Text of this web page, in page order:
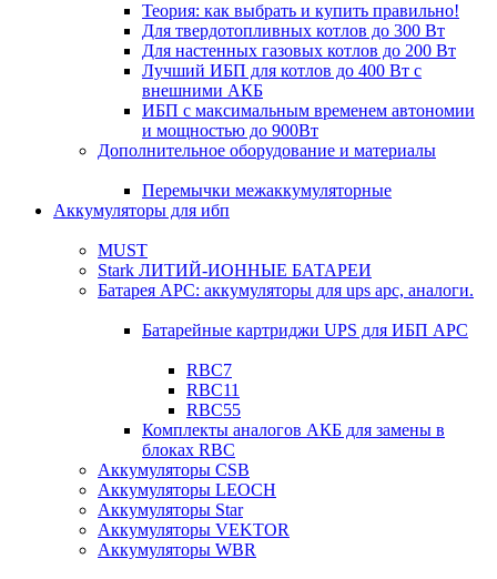
Теория: как выбрать и купить правильно!
Для твердотопливных котлов до 300 Вт
Для настенных газовых котлов до 200 Вт
Лучший ИБП для котлов до 400 Вт с
внешними АКБ
ИБП с максимальным временем автономии
и мощностью до 900Вт
Дополнительное оборудование и материалы
Перемычки межаккумуляторные
Аккумуляторы для ибп
MUST
Stark ЛИТИЙ-ИОННЫЕ БАТАРЕИ
Батарея APC: аккумуляторы для ups apc, аналоги.
Батарейные картриджи UPS для ИБП APC
RBC7
RBC11
RBC55
Комплекты аналогов АКБ для замены в
блоках RBC
Аккумуляторы CSB
Аккумуляторы LEOCH
Аккумуляторы Star
Аккумуляторы VEKTOR
Аккумуляторы WBR